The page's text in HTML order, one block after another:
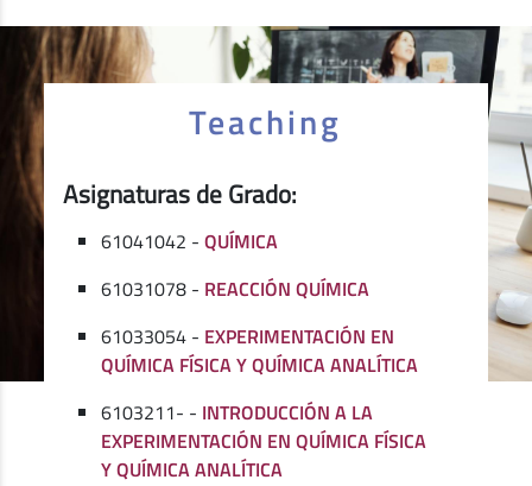
Teaching
Asignaturas de Grado:
61041042 -QUÍMICA
61031078 - REACCIÓN QUÍMICA
61033054 - EXPERIMENTACIÓN EN
QUÍMICA FÍSICA Y QUÍMICA ANALÍTICA
6103211- - INTRODUCCIÓN A LA
EXPERIMENTACIÓN EN QUÍMICA FÍSICA
Y QUÍMICA ANALÍTICA